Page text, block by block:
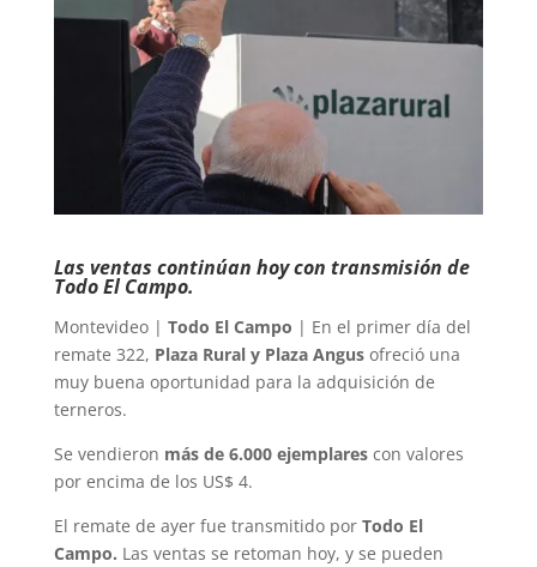
Las ventas continúan hoy con transmisión de
Todo El Campo.
Montevideo | Todo El Campo | En el primer día del
remate 322, Plaza Rural y Plaza Angusofreció una
muy buena oportunidad para la adquisición de
terneros.
Se vendieron más de 6.000 ejemplarescon valores
por encima de los US$ 4.
El remate de ayer fue transmitido por Todo El
Campo. Las ventas se retoman hoy, y se pueden